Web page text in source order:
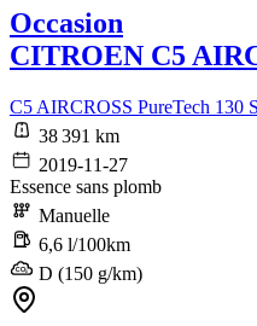
Occasion
CITROEN C5
C5 AIRCROSS PureTech 130
38 391 km
2019-11-27
Essence sans plomb
Manuelle
6,6 l/100km
D (150 g/km)